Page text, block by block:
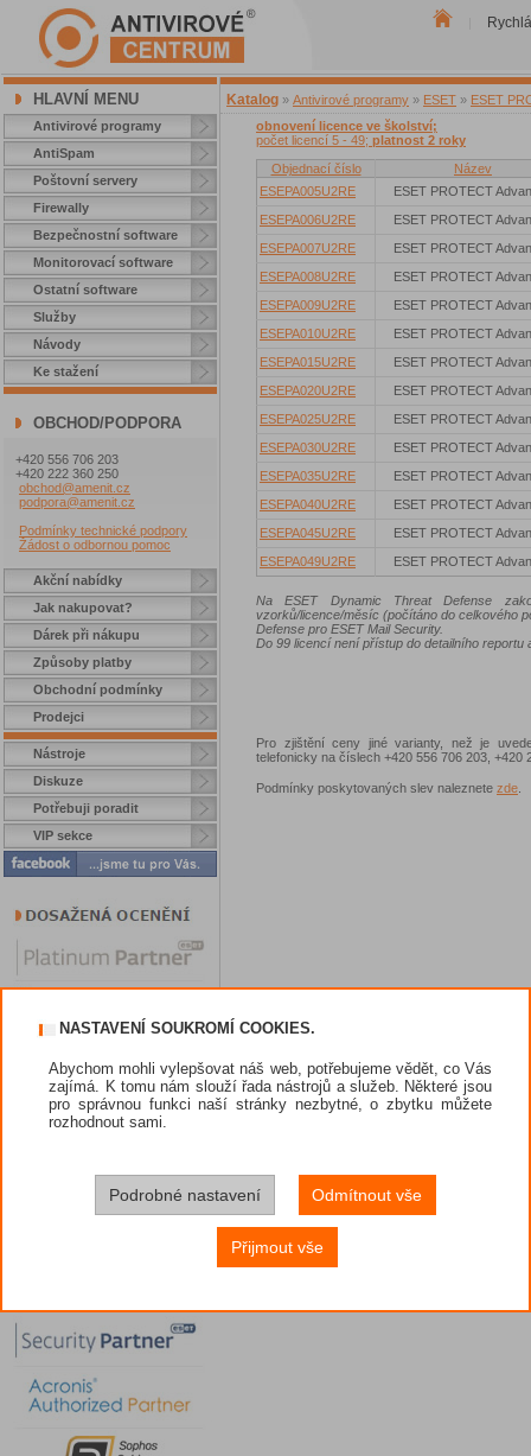
HLAVNÍ MENU
Antivirové programy
AntiSpam
Poštovní servery
Firewally
Bezpečnostní software
Monitorovací software
Ostatní software
Služby
Návody
Ke stažení
OBCHOD/PODPORA
+420 556 706 203
+420 222 360 250
obchod@amenit.cz
podpora@amenit.cz
Podmínky technické podpory
Žádost o odbornou pomoc
Akční nabídky
Jak nakupovat?
Dárek při nákupu
Způsoby platby
Obchodní podmínky
Prodejci
Nástroje
Diskuze
Potřebuji poradit
VIP sekce
Katalog » Antivirové programy » ESET » ESET
obnovení licence ve školství;
počet licencí 5 - 49; platnost 2 roky
Objednací číslo
Název
ESEPA005U2RE
ESET PROTECT
ESEPA006U2RE
ESET PROTECT
ESEPA007U2RE
ESET PROTECT
ESEPA008U2RE
ESET PROTECT
ESEPA009U2RE
ESET PROTECT
ESEPA010U2RE
ESET PROTECT
ESEPA015U2RE
ESET PROTECT
ESEPA020U2RE
ESET PROTECT
ESEPA025U2RE
ESET PROTECT
ESEPA030U2RE
ESET PROTECT
ESEPA035U2RE
ESET PROTECT
ESEPA040U2RE
ESET PROTECT
ESEPA045U2RE
ESET PROTECT
ESEPA049U2RE
ESET PROTECT
Na ESET Dynamic Threat Defense
vzorků/licence/měsíc (počítáno do celkového
Defense pro ESET Mail Security.
Do 99 licencí není přístup do detailního
Pro zjištění ceny jiné varianty, než je
telefonicky na číslech +420 556 706 203, +420
Podmínky poskytovaných slev naleznete zde
NASTAVENÍ SOUKROMÍ COOKIES.
Abychom mohli vylepšovat náš web, potřebujeme vědět, co Vás
zajímá. K tomu nám slouží řada nástrojů a služeb. Některé jsou
pro správnou funkci naší stránky nezbytné, o zbytku můžete
rozhodnout sami.
Podrobné nastavení Odmítnout vše
Přijmout vše